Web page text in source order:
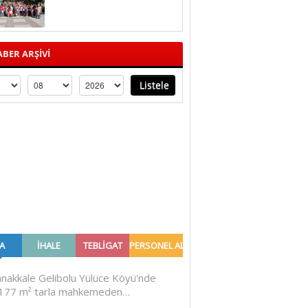
ARŞİVİ